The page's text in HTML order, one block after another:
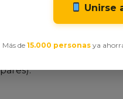
orgánico.
para todo el año.
nocivos.
Unirse
Más de 15.000 personas ya